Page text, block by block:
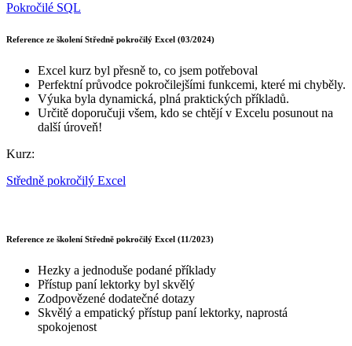
Pokročilé SQL
Reference ze školení Středně pokročilý Excel (03/2024)
Excel kurz byl přesně to, co jsem potřeboval
Perfektní průvodce pokročilejšími funkcemi, které mi chyběly.
Výuka byla dynamická, plná praktických příkladů.
Určitě doporučuji všem, kdo se chtějí v Excelu posunout na
další úroveň!
Kurz:
Středně pokročilý Excel
Reference ze školení Středně pokročilý Excel (11/2023)
Hezky a jednoduše podané příklady
Přístup paní lektorky byl skvělý
Zodpovězené dodatečné dotazy
Skvělý a empatický přístup paní lektorky, naprostá
spokojenost